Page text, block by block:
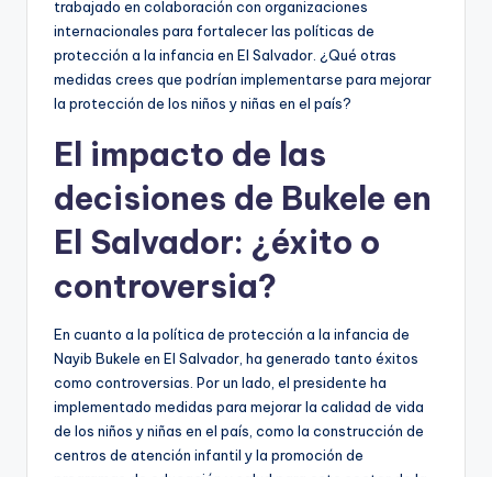
trabajado en colaboración con organizaciones
internacionales para fortalecer las políticas de
protección a la infancia en El Salvador. ¿Qué otras
medidas crees que podrían implementarse para mejorar
la protección de los niños y niñas en el país?
El impacto de las
decisiones de Bukele en
El Salvador: ¿éxito o
controversia?
En cuanto a la política de protección a la infancia de
Nayib Bukele en El Salvador, ha generado tanto éxitos
como controversias. Por un lado, el presidente ha
implementado medidas para mejorar la calidad de vida
de los niños y niñas en el país, como la construcción de
centros de atención infantil y la promoción de